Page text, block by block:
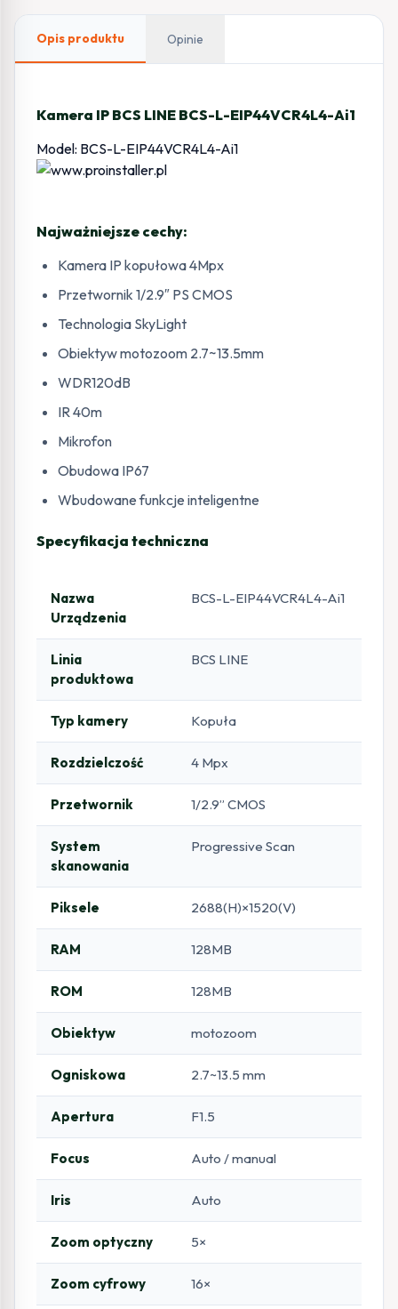
Opis produktu Opinie
Kamera IP BCS LINE BCS-L-EIP44VCR4L4-Ai1
Model: BCS-L-EIP44VCR4L4-Ai1
Najważniejsze cechy:
Kamera IP kopułowa 4Mpx
Przetwornik 1/2.9″ PS CMOS
Technologia SkyLight
Obiektyw motozoom 2.7~13.5mm
WDR120dB
IR 40m
Mikrofon
Obudowa IP67
Wbudowane funkcje inteligentne
Specyfikacja techniczna
Nazwa
Urządzenia
BCS-L-EIP44VCR4L4-Ai1
Linia
produktowa
BCS LINE
Typ kamery Kopuła
Rozdzielczość 4 Mpx
Przetwornik 1/2.9” CMOS
System
skanowania
Progressive Scan
Piksele 2688(H)×1520(V)
RAM 128MB
ROM 128MB
Obiektyw motozoom
Ogniskowa 2.7~13.5 mm
Apertura F1.5
Focus Auto / manual
Iris Auto
Zoom optyczny 5×
Zoom cyfrowy 16×